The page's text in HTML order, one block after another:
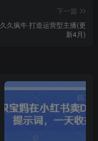
下一篇
久久疯牛·打造运营型主播(更
新4月)